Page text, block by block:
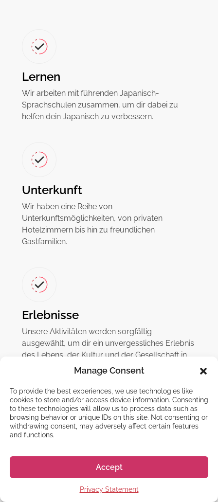
Manage Consent
To provide the best experiences, we use technologies like
cookies to store and/or access device information. Consenting
to these technologies will allow us to process data such as
browsing behavior or unique IDs on this site. Not consenting or
withdrawing consent, may adversely affect certain features
and functions.
Accept
Privacy Statement
Lernen
Wir arbeiten mit führenden Japanisch-
Sprachschulen zusammen, um dir dabei zu
helfen dein Japanisch zu verbessern.
Unterkunft
Wir haben eine Reihe von
Unterkunftsmöglichkeiten, von privaten
Hotelzimmern bis hin zu freundlichen
Gastfamilien.
Erlebnisse
Unsere Aktivitäten werden sorgfältig
ausgewählt, um dir ein unvergessliches Erlebnis
des Lebens, der Kultur und der Gesellschaft in
Japan zu bieten.